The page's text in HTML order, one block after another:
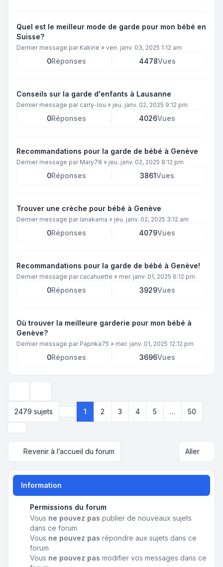
Quel est le meilleur mode de garde pour mon bébé en
Suisse?
Dernier message par Kakine » ven. janv. 03, 2025 1:12 am
0Réponses 4478Vues
Conseils sur la garde d'enfants à Lausanne
Dernier message par carry-lou » jeu. janv. 02, 2025 9:12 pm
0Réponses 4026Vues
Recommandations pour la garde de bébé à Genève
Dernier message par Mary78 » jeu. janv. 02, 2025 8:12 pm
0Réponses 3861Vues
Trouver une crèche pour bébé à Genève
Dernier message par lanakama » jeu. janv. 02, 2025 3:12 am
0Réponses 4079Vues
Recommandations pour la garde de bébé à Genève!
Dernier message par cacahuette » mer. janv. 01, 2025 6:12 pm
0Réponses 3929Vues
Où trouver la meilleure garderie pour mon bébé à
Genève?
Dernier message par Paprika75 » mer. janv. 01, 2025 12:12 pm
0Réponses 3696Vues
2479 sujets
Page 1 sur50
1 2 3 4 5 …
50
Revenir à l’accueil du forum Aller
Information
Permissions du forum
Vous ne pouvez pas publier de nouveaux sujets
dans ce forum
Vous ne pouvez pas répondre aux sujets dans ce
forum
Vous ne pouvez pas modifier vos messages dans ce